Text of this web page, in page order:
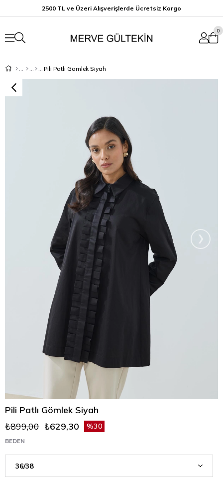
2500 TL ve Üzeri Alışverişlerde Ücretsiz Kargo
0
Pili Patlı Gömlek Siyah
›
Pili Patlı Gömlek Siyah
₺899,00 ₺629,30 30
BEDEN